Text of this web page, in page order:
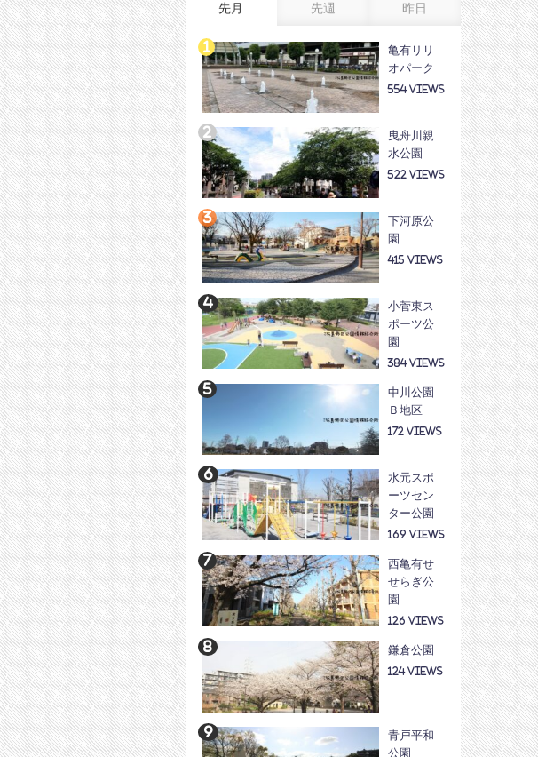
先月 先週 昨日
亀有リリ
オパーク
554
曳舟川親
水公園
522
下河原公
園
415
小菅東ス
ポーツ公
園
384
中川公園
Ｂ地区
172
水元スポ
ーツセン
ター公園
169
西亀有せ
せらぎ公
園
126
鎌倉公園
124
青戸平和
公園